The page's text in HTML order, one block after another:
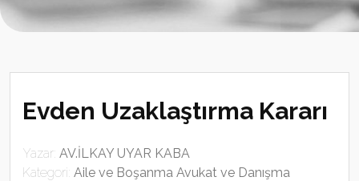
Evden Uzaklaştırma Kararı
Yazar: AV.İLKAY UYAR KABA
Kategori: Aile ve Boşanma Avukat ve Danışma